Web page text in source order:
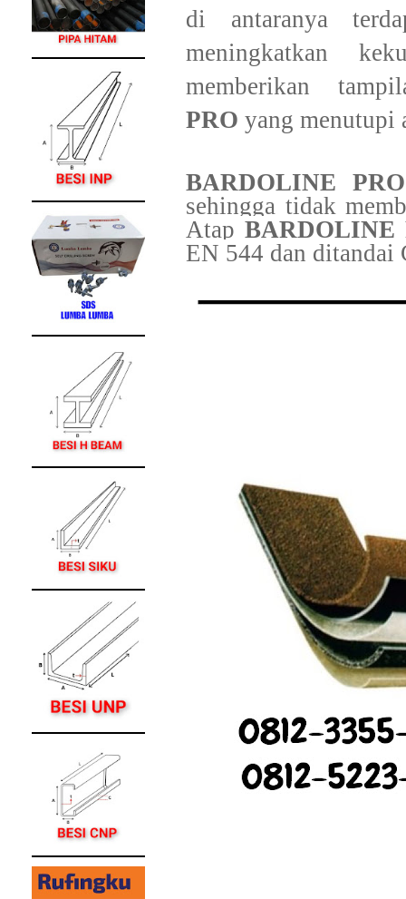
di antaranya
meningkatkan
memberikan
PRO yang menutupi
BARDOLINE PRO
sehingga tidak
Atap BARDOLINE
EN 544 dan ditandai